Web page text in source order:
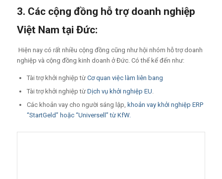
3. Các cộng đồng hỗ trợ doanh nghiệp
Việt Nam tại Đức:
Hiện nay có rất nhiều cộng đồng cũng như hội nhóm hỗ trợ doanh
nghiệp và cộng đồng kinh doanh ở Đức. Có thể kể đến như:
Tài trợ khởi nghiệp từ Cơ quan việc làm liên bang
Tài trợ khởi nghiệp từ Dịch vụ khởi nghiệp EU.
Các khoản vay cho người sáng lập, khoản vay khởi nghiệp ERP
“StartGeld” hoặc “Universell” từ KfW.